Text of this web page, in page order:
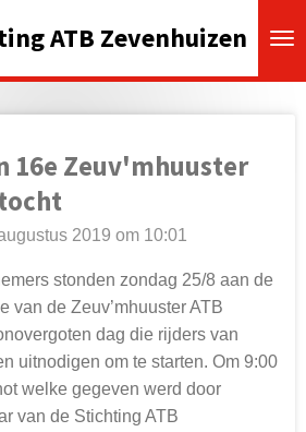
ATB Zevenhuizen
16e Zeuv'mhuuster
2019 om 10:01
stonden zondag 25/8 aan de
van de Zeuv’mhuuster ATB
dag die rijders van
uitnodigen om te starten. Om 9:00
welke gegeven werd door
van de Stichting ATB